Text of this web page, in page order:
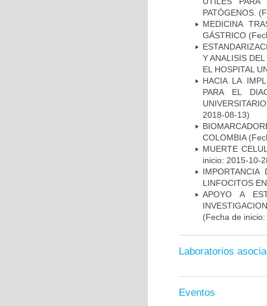
PATÓGENOS.
MEDICINA
GÁSTRICO
Y ANALISIS
EL HOSPITAL
HACIA LA
PARA EL
2018-08-13)
COLOMBIA
MUERTE
inicio: 2015-10-
LINFOCITOS
APOYO A
(Fecha de
Laboratorios
Eventos